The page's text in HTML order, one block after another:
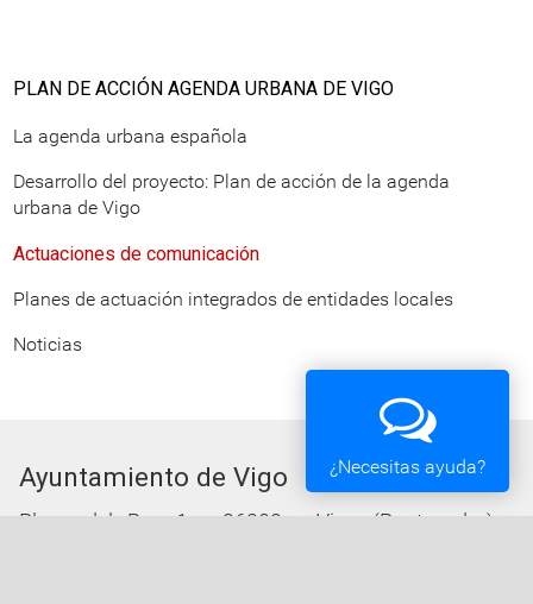
PLAN DE ACCIÓN AGENDA URBANA DE VIGO
La agenda urbana española
Desarrollo del proyecto: Plan de acción de la agenda
urbana de Vigo
Actuaciones de comunicación
Planes de actuación integrados de entidades locales
Noticias
Ayuntamiento de Vigo
Plaza del Rey 1 - 36202 - Vigo (Pontevedra) -
¿Necesitas ayuda?